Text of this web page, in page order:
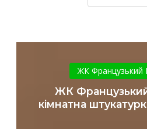
2
ЖК Французький
ЖК
кімнатна